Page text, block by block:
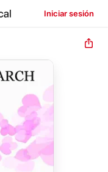
Iniciar sesión